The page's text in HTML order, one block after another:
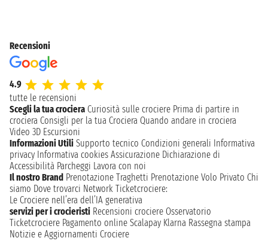
Recensioni
4.9
tutte le recensioni
Scegli la tua crociera Curiosità sulle crociere Prima di partire in
crociera Consigli per la tua Crociera Quando andare in crociera
Video 3D Escursioni
Informazioni Utili Supporto tecnico Condizioni generali Informativa
privacy Informativa cookies Assicurazione Dichiarazione di
Accessibilità Parcheggi Lavora con noi
Il nostro Brand Prenotazione Traghetti Prenotazione Volo Privato Chi
siamo Dove trovarci Network Ticketcrociere:
Le Crociere nell’era dell’IA generativa
servizi per i crocieristi Recensioni crociere Osservatorio
Ticketcrociere Pagamento online Scalapay Klarna Rassegna stampa
Notizie e Aggiornamenti Crociere